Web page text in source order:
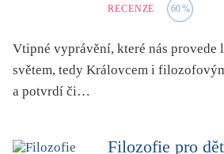
legenda, mýtus, pověst
literární kánon (do r. 1890)
mangy
RECENZE 60%
Vtipné vyprávění, které nás provede
světem, tedy Královcem i
a potvrdí či…
Filozofie pro